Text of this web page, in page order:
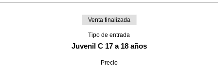
Venta finalizada
Tipo de entrada
Juvenil C 17 a 18 años
Precio